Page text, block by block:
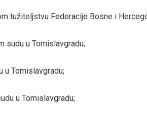
tužiteljstvu Federacije Bosne i
sudu u Tomislavgradu;
u Tomislavgradu;
u Tomislavgradu;